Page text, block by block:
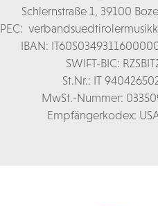
Schlernstraße 1, 39100
PEC:
IBAN:
SWIFT-BIC:
St.Nr.: IT
MwSt.-Nummer:
Empfängerkodex: